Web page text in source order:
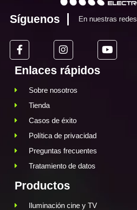
Síguenos En nuestras redes
Enlaces rápidos
Sobre nosotros
Tienda
Casos de éxito
Política de privacidad
Preguntas frecuentes
Tratamiento de datos
Productos
Iluminación cine y TV